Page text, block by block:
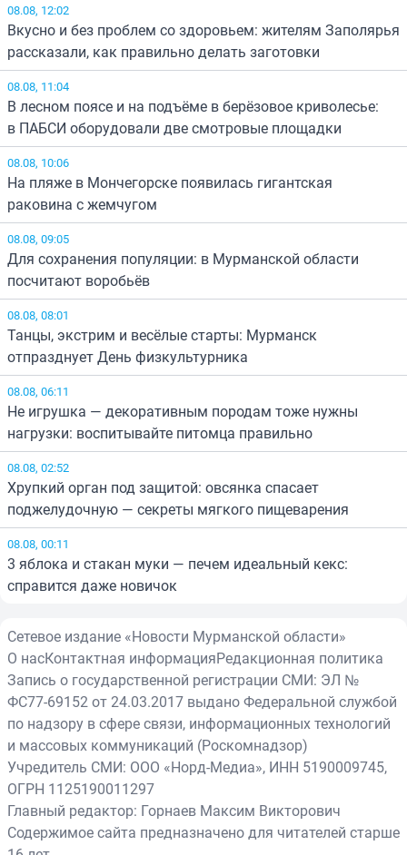
08.08, 12:02
Вкусно и без проблем со здоровьем: жителям Заполярья
рассказали, как правильно делать заготовки
08.08, 11:04
В лесном поясе и на подъёме в берёзовое криволесье:
в ПАБСИ оборудовали две смотровые площадки
08.08, 10:06
На пляже в Мончегорске появилась гигантская
раковина с жемчугом
08.08, 09:05
Для сохранения популяции: в Мурманской области
посчитают воробьёв
08.08, 08:01
Танцы, экстрим и весёлые старты: Мурманск
отпразднует День физкультурника
08.08, 06:11
Не игрушка — декоративным породам тоже нужны
нагрузки: воспитывайте питомца правильно
08.08, 02:52
Хрупкий орган под защитой: овсянка спасает
поджелудочную — секреты мягкого пищеварения
08.08, 00:11
3 яблока и стакан муки — печем идеальный кекс:
справится даже новичок
Сетевое издание «Новости Мурманской области»
О насКонтактная информацияРедакционная политика
Запись о государственной регистрации СМИ: ЭЛ №
ФС77-69152 от 24.03.2017 выдано Федеральной службой
по надзору в сфере связи, информационных технологий
и массовых коммуникаций (Роскомнадзор)
Учредитель СМИ: ООО «Норд-Медиа», ИНН 5190009745,
ОГРН 1125190011297
Главный редактор: Горнаев Максим Викторович
Содержимое сайта предназначено для читателей старше